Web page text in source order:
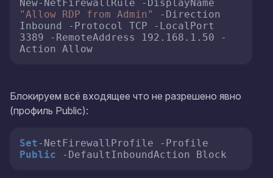
"Allow RDP from Admin"
-Direction
Inbound -Protocol TCP -LocalPort
3389 -RemoteAddress 192.168.1.50 -
Action Allow
Блокируем всё входящее что не разрешено явно
(профиль Public):
Set
Public -DefaultInboundAction Block